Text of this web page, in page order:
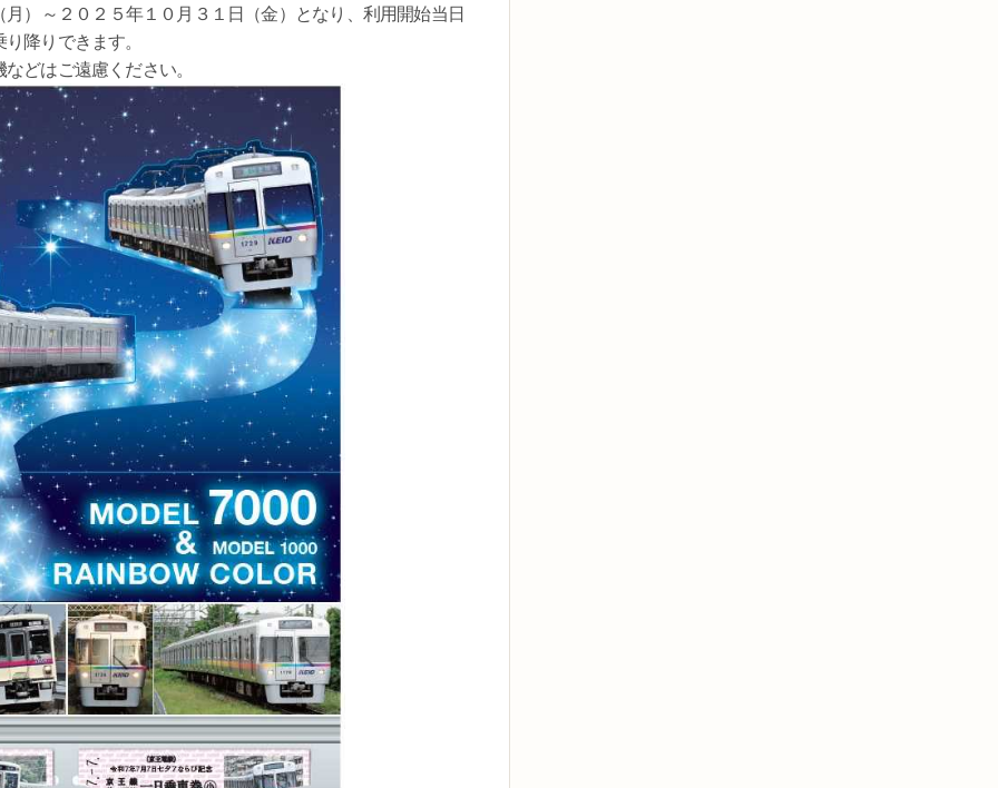
）～２０２５年１０月３１日（金）となり、利用開始当日
降りできます。
どはご遠慮ください。